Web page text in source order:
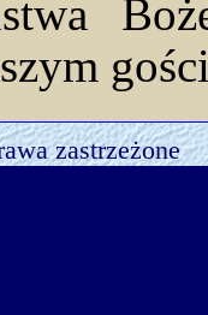
zastrzeżone